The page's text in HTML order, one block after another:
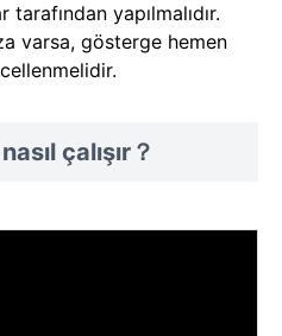
yapılmalıdır.
varsa, gösterge hemen
çalışır？